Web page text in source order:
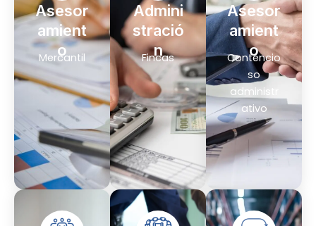
Asesor
amient
o
Mercantil
Admini
stració
n
Fincas
Asesor
amient
o
Contencio
so
administr
ativo